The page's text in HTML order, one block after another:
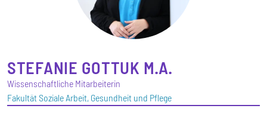
STEFANIE GOTTUK M.A.
Wissenschaftliche Mitarbeiterin
Fakultät Soziale Arbeit, Gesundheit und Pflege